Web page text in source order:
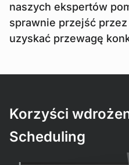
naszych ekspertów
sprawnie przejść
uzyskać przewagę
Korzyści
Scheduling